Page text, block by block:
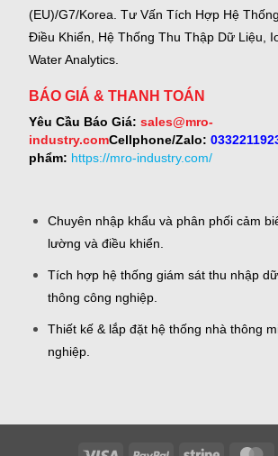
(EU)/G7/Korea. Tư Vấn Tích Hợp Hệ
Điều Khiển, Hệ Thống Thu Thập Dữ Liệu,
Water Analytics.
BÁO GIÁ & THANH TOÁN
Yêu Cầu Báo Giá: sales@mro-
industry.comCellphone/Zalo:
phẩm: https://mro-industry.com/
Chuyên nhập khẩu và phân phối cảm
lường và điều khiển.
Tích hợp hệ thống giám sát thu nhập
thông công nghiệp.
Thiết kế & lắp đặt hệ thống nhà thông
nghiệp.